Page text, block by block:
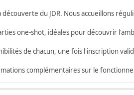
du JDR. Nous accueillons
one-shot, idéales pour découvrir
de chacun, une fois l'inscription
complémentaires sur le